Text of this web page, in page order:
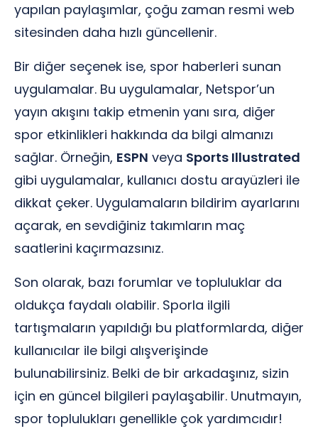
yapılan paylaşımlar, çoğu zaman resmi web
sitesinden daha hızlı güncellenir.
Bir diğer seçenek ise, spor haberleri sunan
uygulamalar. Bu uygulamalar, Netspor’un
yayın akışını takip etmenin yanı sıra, diğer
spor etkinlikleri hakkında da bilgi almanızı
sağlar. Örneğin, ESPN veya Sports Illustrated
gibi uygulamalar, kullanıcı dostu arayüzleri ile
dikkat çeker. Uygulamaların bildirim ayarlarını
açarak, en sevdiğiniz takımların maç
saatlerini kaçırmazsınız.
Son olarak, bazı forumlar ve topluluklar da
oldukça faydalı olabilir. Sporla ilgili
tartışmaların yapıldığı bu platformlarda, diğer
kullanıcılar ile bilgi alışverişinde
bulunabilirsiniz. Belki de bir arkadaşınız, sizin
için en güncel bilgileri paylaşabilir. Unutmayın,
spor toplulukları genellikle çok yardımcıdır!